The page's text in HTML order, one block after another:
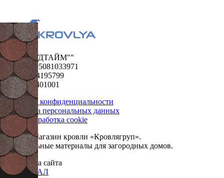
ООО "ФУДТАЙМ""
ОГРН 1195081033971
ИНН 5024195799
КПП 502401001
Политика конфиденциальности
Обработка персональных данных
Сбор и обработка cookie
© 2026. Магазин кровли «Кровлягруп».
Строительные материалы для загородных домов.
Разработка сайта
ОРИГИНАЛ